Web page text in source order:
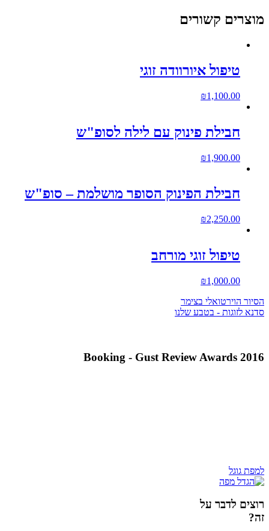
מוצרים קשורים
טיפול איורוודה זוגי
₪1,100.00
חבילת פינוק עם לילה לסופ"ש
₪1,900.00
חבילת הפינוק הסופר מושלמת – סופ"ש
₪2,250.00
טיפול זוגי מורחב
₪1,000.00
הסיור הוירטואלי בצימר
סדנא לזוגות - בטבע שלנו
Booking - Gust Review Awards 2016
למפת גוגל
רוצים לדבר על
זה?